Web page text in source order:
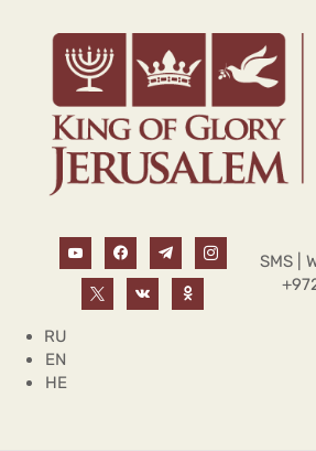
SMS |
RU
EN
HE